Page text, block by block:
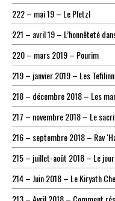
222 – mai 19 – Le Pletzl
221 – avril 19 – L’honnêteté
220 – mars 2019 – Pourim
219 – janvier 2019 – Les
218 – décembre 2018 – Les
217 – novembre 2018 – Le
216 – septembre 2018 – Rav
215 – juillet-août 2018 – Le
214 – Juin 2018 – Le Kiryath